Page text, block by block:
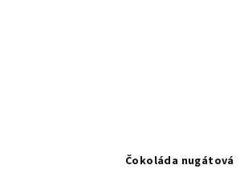
Čokoláda nugátová